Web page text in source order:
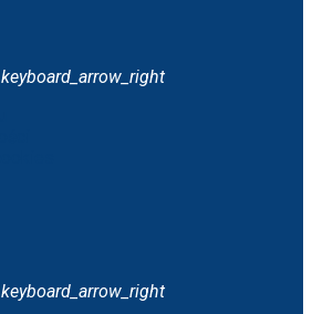
keyboard_arrow_right
keyboard_arrow_right